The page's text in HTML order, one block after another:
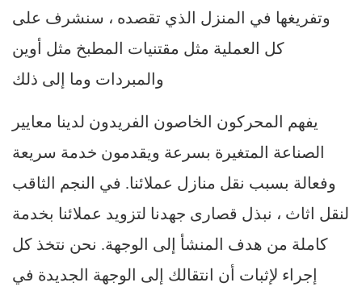
وتفريغها في المنزل الذي تقصده ، سنشرف على
كل العملية مثل مقتنيات المطبخ مثل أوين
والمبردات وما إلى ذلك
يفهم المحركون الخاصون الفريدون لدينا معايير
الصناعة المتغيرة بسرعة ويقدمون خدمة سريعة
وفعالة بسبب نقل منازل عملائنا. في النجم الثاقب
لنقل اثاث ، نبذل قصارى جهدنا لتزويد عملائنا بخدمة
كاملة من هدف المنشأ إلى الوجهة. نحن نتخذ كل
إجراء لإثبات أن انتقالك إلى الوجهة الجديدة في